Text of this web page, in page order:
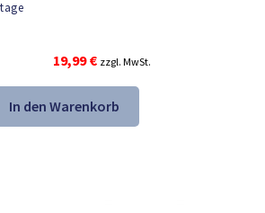
Ursprünglicher
Preis
war:
55,10 €
19,99€Aktueller
Preis
ist:
19,99 €.
zzgl. MwSt.
In den Warenkorb